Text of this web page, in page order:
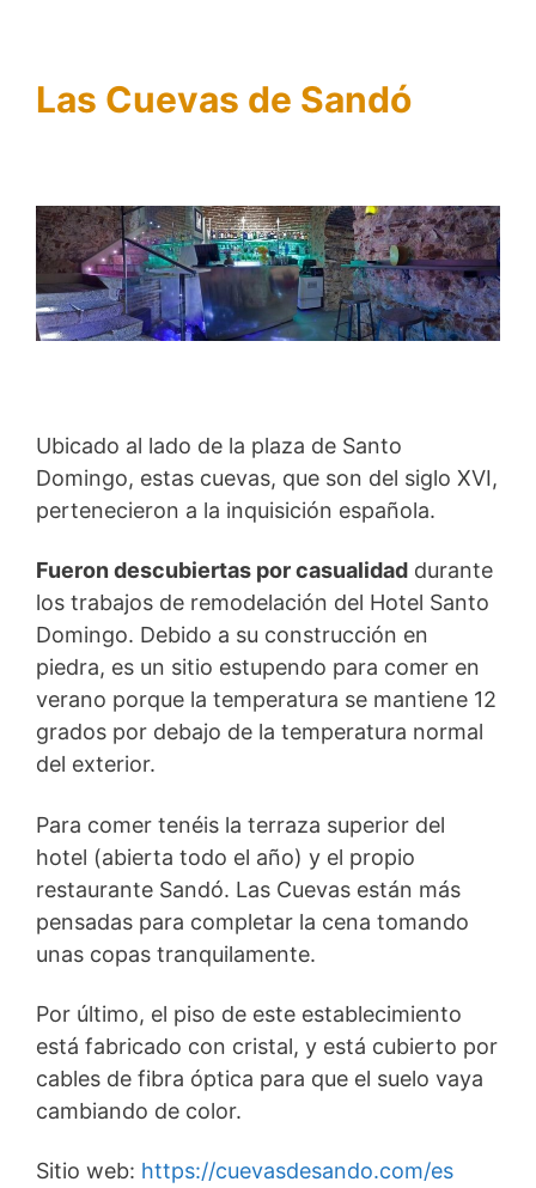
Las Cuevas de Sandó
Ubicado al lado de la plaza de Santo
Domingo, estas cuevas, que son del siglo XVI,
pertenecieron a la inquisición española.
Fueron descubiertas por casualidad durante
los trabajos de remodelación del Hotel Santo
Domingo. Debido a su construcción en
piedra, es un sitio estupendo para comer en
verano porque la temperatura se mantiene 12
grados por debajo de la temperatura normal
del exterior.
Para comer tenéis la terraza superior del
hotel (abierta todo el año) y el propio
restaurante Sandó. Las Cuevas están más
pensadas para completar la cena tomando
unas copas tranquilamente.
Por último, el piso de este establecimiento
está fabricado con cristal, y está cubierto por
cables de fibra óptica para que el suelo vaya
cambiando de color.
Sitio web: https://cuevasdesando.com/es